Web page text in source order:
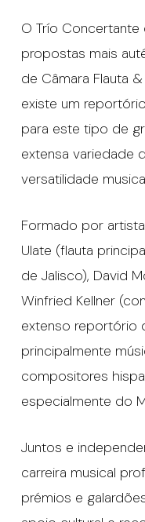
O Trío
propostas mais
de Câmara Flauta
existe um
para este tipo de
extensa variedade
versatilidade
Formado por
Ulate (flauta
de Jalisco), David
Winfried Kellner
extenso reportório
principalmente
compositores
especialmente do
Juntos e
carreira musical
prémios e